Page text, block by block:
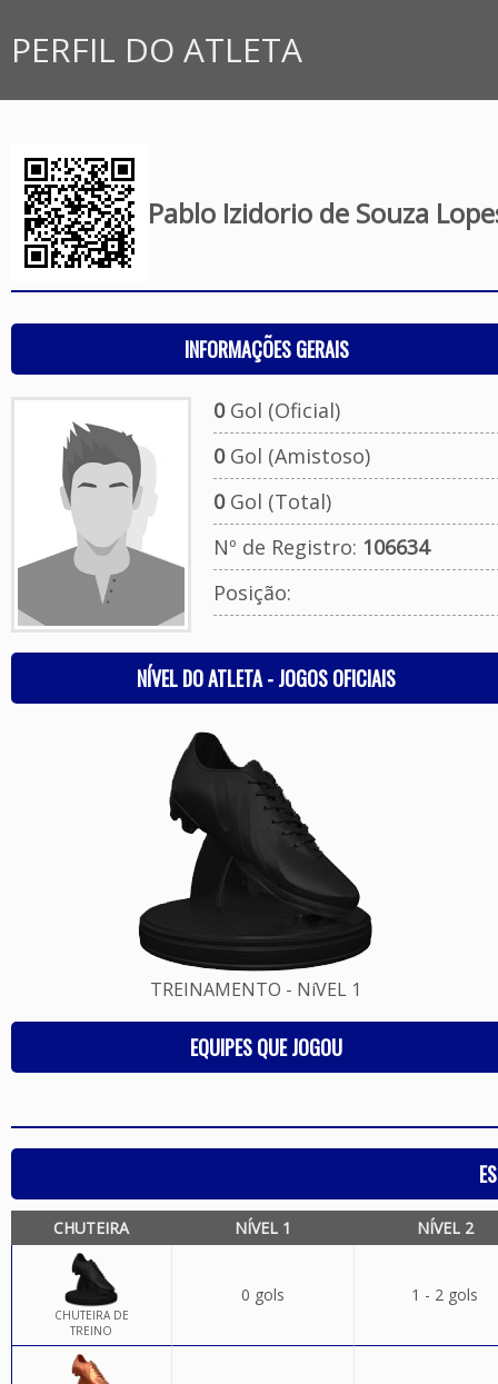
PERFIL DO ATLETA
Pablo Izidorio de Souza
INFORMAÇÕES GERAIS
0Gol (Oficial)
0Gol (Amistoso)
0Gol (Total)
Nº de Registro: 106634
Posição:
NÍVEL DO ATLETA - JOGOS OFICIAIS
TREINAMENTO - NíVEL 1
EQUIPES QUE JOGOU
CHUTEIRA NÍVEL 1 NÍVEL 2
CHUTEIRA DE
TREINO
0 gols 1 - 2 gols